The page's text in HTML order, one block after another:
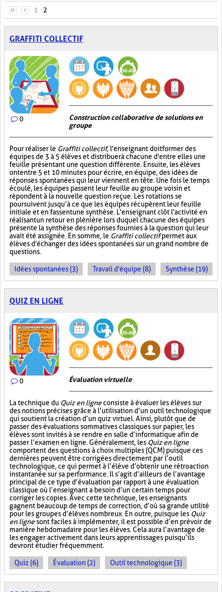
PAGES
« ‹ 1 2
GRAFFITI COLLECTIF
0
Construction collaborative de solutions en
groupe
Pour réaliser le Graffiti collectif, l'enseignant doit former des
équipes de 3 à 5 élèves et distribuer à chacune d'entre elles une
feuille présentant une question différente. Ensuite, les élèves
ont entre 5 et 10 minutes pour écrire, en équipe, des idées de
réponses spontanées qui leur viennent en tête. Une fois le temps
écoulé, les équipes passent leur feuille au groupe voisin et
répondent à la nouvelle question reçue. Les rotations se
poursuivent jusqu’à ce que les équipes récupèrent leur feuille
initiale et en fassent une synthèse. L'enseignant clôt l'activité en
réalisant un retour en plénière lors duquel chacune des équipes
présente la synthèse des réponses fournies à la question qui leur
avait été assignée. En somme, le Graffiti collectifpermet aux
élèves d'échanger des idées spontanées sur un grand nombre de
questions.
Idées spontanées (3) Travail d'équipe (8) Synthèse (19)
QUIZ EN LIGNE
0 Évaluation virtuelle
La technique du Quiz en ligneconsiste à évaluer les élèves sur
des notions précises grâce à l’utilisation d’un outil technologique
qui soutient la création d’un quiz virtuel. Ainsi, plutôt que de
passer des évaluations sommatives classiques sur papier, les
élèves sont invités à se rendre en salle d’informatique afin de
passer l’examen en ligne. Généralement, les Quiz en ligne
comportent des questions à choix multiples (QCM) puisque ces
dernières peuvent être corrigées directement par l’outil
technologique, ce qui permet à l’élève d’obtenir une rétroaction
instantanée sur sa performance. Il s’agit d’ailleurs de l’avantage
principal de ce type d’évaluation par rapport à une évaluation
classique où l’enseignant a besoin d’un certain temps pour
corriger les copies. Avec cette technique, les enseignants
gagnent beaucoup de temps de correction, d’où sa grande utilité
pour les groupes d’élèves nombreux. En outre, puisque les Quiz
en lignesont faciles à implémenter, il est possible d’en prévoir de
manière hebdomadaire pour les élèves. Cela aura l’avantage de
les engager activement dans leurs apprentissages puisqu’ils
devront étudier fréquemment.
Quiz (6) Évaluation (2) Outil technologique (3)